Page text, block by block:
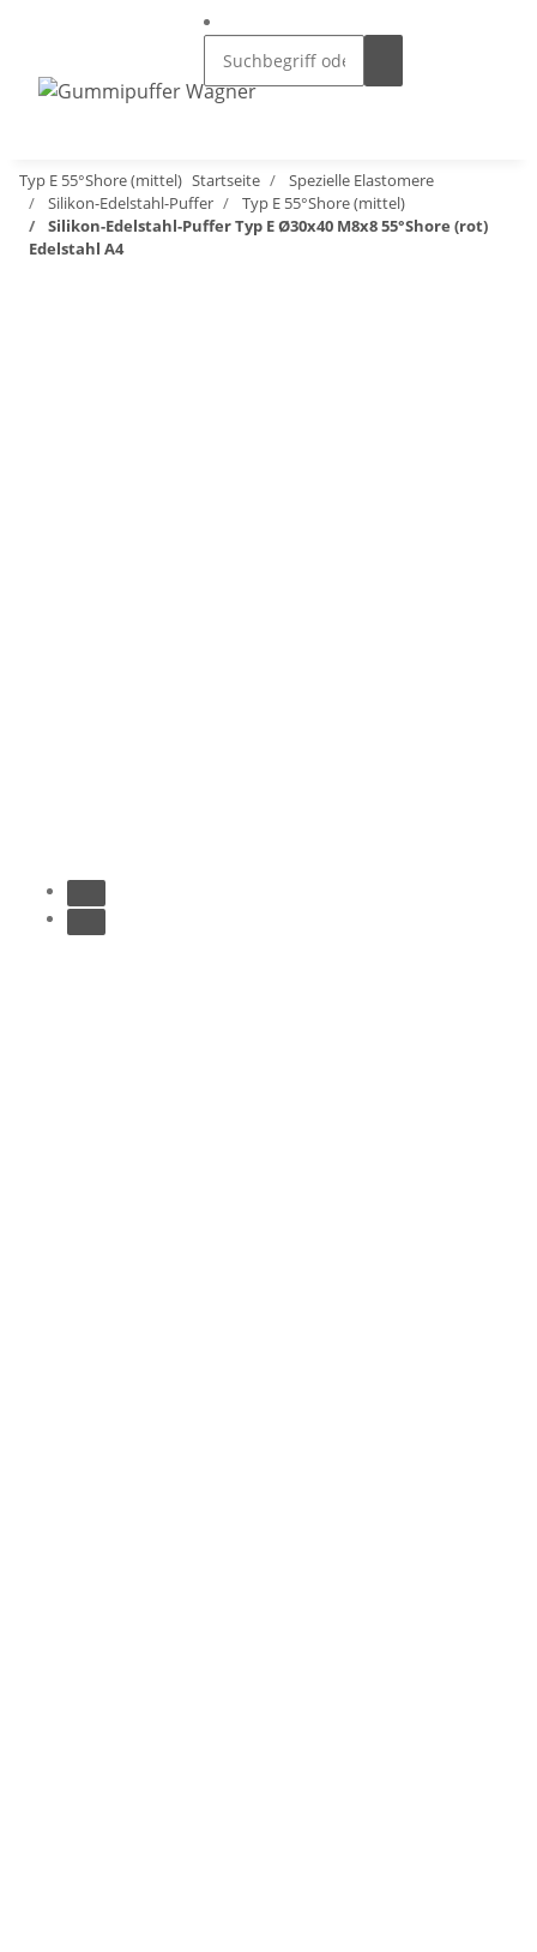
Typ E 55°Shore (mittel) Startseite
Spezielle Elastomere
Silikon-Edelstahl-Puffer
Typ E 55°Shore (mittel)
Silikon-Edelstahl-Puffer Typ E Ø30x40 M8x8 55°Shore (rot)
Edelstahl A4